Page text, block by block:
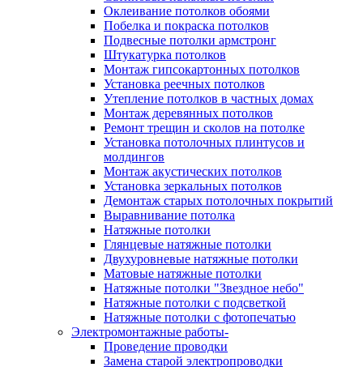
Оклеивание потолков обоями
Побелка и покраска потолков
Подвесные потолки армстронг
Штукатурка потолков
Монтаж гипсокартонных потолков
Установка реечных потолков
Утепление потолков в частных домах
Монтаж деревянных потолков
Ремонт трещин и сколов на потолке
Установка потолочных плинтусов и
молдингов
Монтаж акустических потолков
Установка зеркальных потолков
Демонтаж старых потолочных покрытий
Выравнивание потолка
Натяжные потолки
Глянцевые натяжные потолки
Двухуровневые натяжные потолки
Матовые натяжные потолки
Натяжные потолки "Звездное небо"
Натяжные потолки с подсветкой
Натяжные потолки с фотопечатью
Электромонтажные работы-
Проведение проводки
Замена старой электропроводки